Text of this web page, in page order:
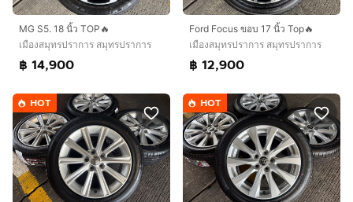
MG S5. 18 นิ้ว TOP🔥
เมืองสมุทรปราการ สมุทรปราการ
฿ 14,900
Ford Focus ขอบ 17 นิ้ว Top🔥
เมืองสมุทรปราการ สมุทรปราการ
฿ 12,900
HOT HOT